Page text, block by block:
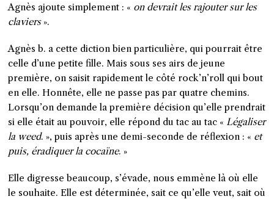
Agnès ajoute simplement : « on devrait les rajouter sur les
claviers».
Agnès b. a cette diction bien particulière, qui pourrait être
celle d’une petite fille. Mais sous ses airs de jeune
première, on saisit rapidement le côté rock’n’roll qui bout
en elle. Honnête, elle ne passe pas par quatre chemins.
Lorsqu’on demande la première décision qu’elle prendrait
si elle était au pouvoir, elle répond du tac au tac « Légaliser
la weed. », puis après une demi-seconde de réflexion : « et
puis, éradiquer la cocaïne. »
Elle digresse beaucoup, s’évade, nous emmène là où elle
le souhaite. Elle est déterminée, sait ce qu’elle veut, sait où